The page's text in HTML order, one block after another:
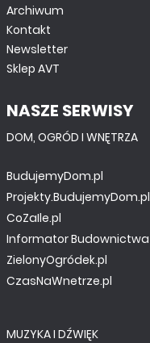
Archiwum
Kontakt
Newsletter
Sklep AVT
NASZE SERWISY
DOM, OGRÓD I WNĘTRZA
BudujemyDom.pl
Projekty.BudujemyDom.pl
CoZaIle.pl
Informator Budownictwa
ZielonyOgródek.pl
CzasNaWnetrze.pl
MUZYKA I DŹWIĘK